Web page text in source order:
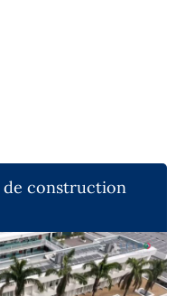
de construction